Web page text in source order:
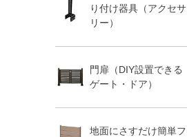
り付け器具（アクセサ
リー）
門扉（DIY設置できる
ゲート・ドア）
地面にさすだけ簡単フ